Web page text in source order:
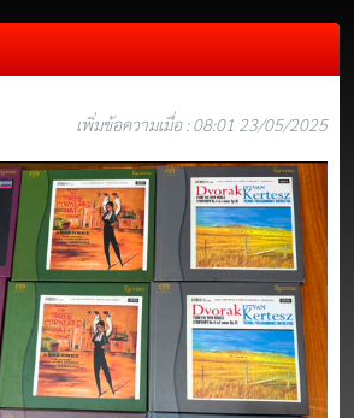
เพิ่มข้อความเมื่อ : 08:01 23/05/2025